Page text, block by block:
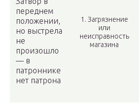
переднем
положении,
но выстрела
не
произошло
— в
патроннике
нет патрона
1. Загрязнение
или
неисправность
магазина